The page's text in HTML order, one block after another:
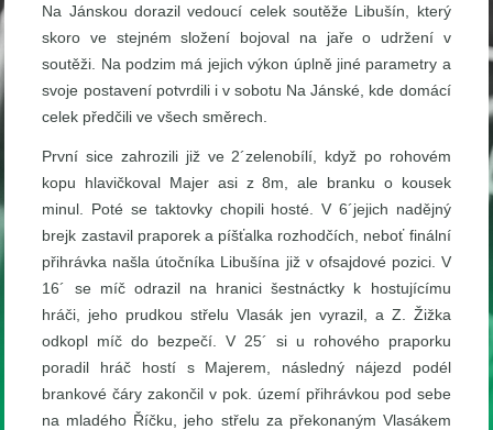
Na Jánskou dorazil vedoucí celek soutěže Libušín, který
skoro ve stejném složení bojoval na jaře o udržení v
soutěži. Na podzim má jejich výkon úplně jiné parametry a
svoje postavení potvrdili i v sobotu Na Jánské, kde domácí
celek předčili ve všech směrech.
První sice zahrozili již ve 2´zelenobílí, když po rohovém
kopu hlavičkoval Majer asi z 8m, ale branku o kousek
minul. Poté se taktovky chopili hosté. V 6´jejich nadějný
brejk zastavil praporek a píšťalka rozhodčích, neboť finální
přihrávka našla útočníka Libušína již v ofsajdové pozici. V
16´ se míč odrazil na hranici šestnáctky k hostujícímu
hráči, jeho prudkou střelu Vlasák jen vyrazil, a Z. Žižka
odkopl míč do bezpečí. V 25´ si u rohového praporku
poradil hráč hostí s Majerem, následný nájezd podél
brankové čáry zakončil v pok. území přihrávkou pod sebe
na mladého Říčku, jeho střelu za překonaným Vlasákem